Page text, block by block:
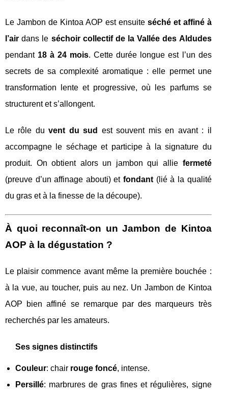
Le Jambon de Kintoa AOP est ensuite séché et affiné à
l’air dans le séchoir collectif de la Vallée des Aldudes
pendant 18 à 24 mois. Cette durée longue est l’un des
secrets de sa complexité aromatique : elle permet une
transformation lente et progressive, où les parfums se
structurent et s’allongent.
Le rôle duvent du sud
est souvent mis en avant : il
accompagne le séchage et participe à la signature du
produit. On obtient alors un jambon qui allie fermeté
(preuve d’un affinage abouti) etfondant (lié à la qualité
du gras et à la finesse de la découpe).
À quoi reconnaît-on un Jambon de Kintoa
AOP à la dégustation ?
Le plaisir commence avant même la première bouchée :
à la vue, au toucher, puis au nez. Un Jambon de Kintoa
AOP bien affiné se remarque par des marqueurs très
recherchés par les amateurs.
Ses signes distinctifs
Couleur: chair rouge foncé, intense.
Persillé: marbrures de gras fines et régulières, signe